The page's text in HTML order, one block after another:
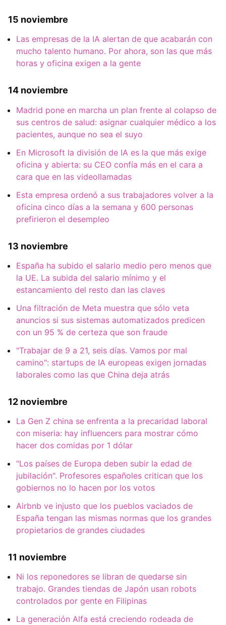
15 noviembre
Las empresas de la IA alertan de que acabarán con
mucho talento humano. Por ahora, son las que más
horas y oficina exigen a la gente
14 noviembre
Madrid pone en marcha un plan frente al colapso de
sus centros de salud: asignar cualquier médico a los
pacientes, aunque no sea el suyo
En Microsoft la división de IA es la que más exige
oficina y abierta: su CEO confía más en el cara a
cara que en las videollamadas
Esta empresa ordenó a sus trabajadores volver a la
oficina cinco días a la semana y 600 personas
prefirieron el desempleo
13 noviembre
España ha subido el salario medio pero menos que
la UE. La subida del salario mínimo y el
estancamiento del resto dan las claves
Una filtración de Meta muestra que sólo veta
anuncios si sus sistemas automatizados predicen
con un 95 % de certeza que son fraude
"Trabajar de 9 a 21, seis días. Vamos por mal
camino": startups de IA europeas exigen jornadas
laborales como las que China deja atrás
12 noviembre
La Gen Z china se enfrenta a la precaridad laboral
con miseria: hay influencers para mostrar cómo
hacer dos comidas por 1 dólar
"Los países de Europa deben subir la edad de
jubilación". Profesores españoles critican que los
gobiernos no lo hacen por los votos
Airbnb ve injusto que los pueblos vaciados de
España tengan las mismas normas que los grandes
propietarios de grandes ciudades
11 noviembre
Ni los reponedores se libran de quedarse sin
trabajo. Grandes tiendas de Japón usan robots
controlados por gente en Filipinas
La generación Alfa está creciendo rodeada de